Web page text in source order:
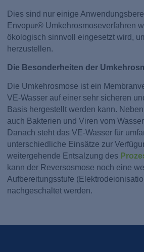
Dies sind nur einige
Envopur® Umkehrosmoseverfahren
ökologisch sinnvoll eingesetzt wird,
herzustellen.
Die Besonderheiten der
Die Umkehrosmose ist ein
VE-Wasser auf einer sehr sicheren
Basis hergestellt werden kann.
auch Bakterien und Viren vom
Danach steht das VE-Wasser für
unterschiedliche Einsätze zur
weitergehende Entsalzung des
kann der Reversosmose noch eine
Aufbereitungsstufe
nachgeschaltet werden.